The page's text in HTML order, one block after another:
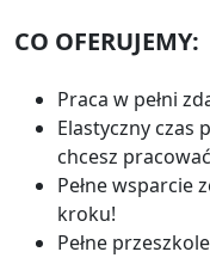
CO OFERUJEMY:
Praca w pełni
Elastyczny czas
chcesz
Pełne wsparcie
kroku!
Pełne